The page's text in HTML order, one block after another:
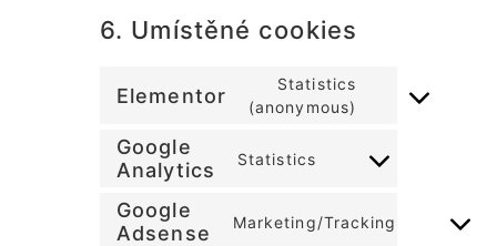
6. Umístěné cookies
Elementor
Statistics
(anonymous)
Google
Analytics
Statistics
Google
Adsense
Marketing/Tracking